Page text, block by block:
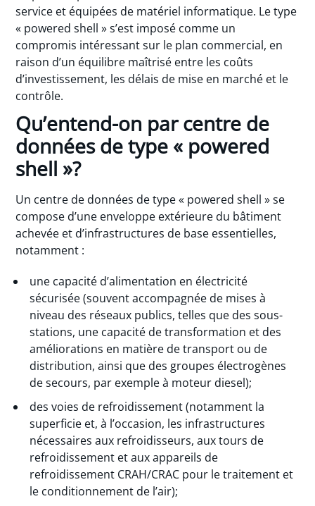
service et équipées de matériel informatique. Le type
« powered shell » s’est imposé comme un
compromis intéressant sur le plan commercial, en
raison d’un équilibre maîtrisé entre les coûts
d’investissement, les délais de mise en marché et le
contrôle.
Qu’entend-on par centre de
données de type « powered
shell »?
Un centre de données de type « powered shell » se
compose d’une enveloppe extérieure du bâtiment
achevée et d’infrastructures de base essentielles,
notamment :
une capacité d’alimentation en électricité
sécurisée (souvent accompagnée de mises à
niveau des réseaux publics, telles que des sous-
stations, une capacité de transformation et des
améliorations en matière de transport ou de
distribution, ainsi que des groupes électrogènes
de secours, par exemple à moteur diesel);
des voies de refroidissement (notamment la
superficie et, à l’occasion, les infrastructures
nécessaires aux refroidisseurs, aux tours de
refroidissement et aux appareils de
refroidissement CRAH/CRAC pour le traitement et
le conditionnement de l’air);